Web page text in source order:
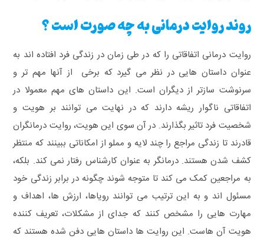
روند روایت درمانی به چه صورت است ؟
روایت درمانی اتفاقاتی را که در طی زمان در زندگی فرد افتاده اند به
عنوان داستان هایی در نظر می گیرد که برخی از آنها مهم تر و
سرنوشت سازتر از دیگران است. این داستان های مهم معمولا در
اتفاقاتی ناگوار ریشه دارند که در نهایت می توانند بر هویت و
شخصیت فرد تاثیر بگذارند. در آن سوی این هویت، روایت درمانگران
قادرند تا زندگی مراجع را چند لایه و مملو از امکاناتی ببینند که منتظر
کشف شدن هستند. درمانگر به عنوان کارشناس رفتار نمی کند. بلکه،
به مراجعین کمک می کند تا متوجه شوند چگونه در برابر زندگی خود
مسئول اند و به این ترتیب می توانند رویاها، ارزش ها، اهداف و
مهارت هایی را مشخص کنند که جدای از مشکلات، تعریف کننده
هویت آن هاست. این روایت ها داستان هایی دفن شده هستند که